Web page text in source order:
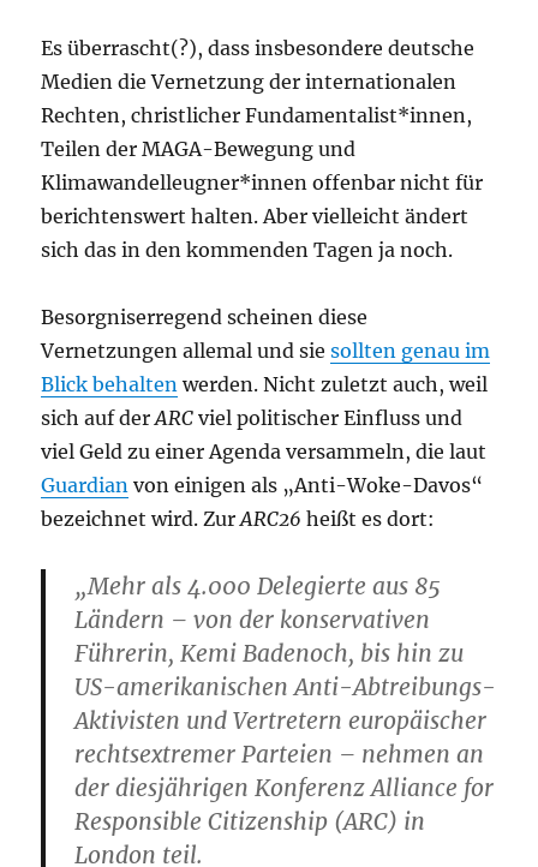
Es überrascht(?), dass insbesondere deutsche
Medien die Vernetzung der internationalen
Rechten, christlicher Fundamentalist*innen,
Teilen der MAGA-Bewegung und
Klimawandelleugner*innen offenbar nicht für
berichtenswert halten. Aber vielleicht ändert
sich das in den kommenden Tagen ja noch.
Besorgniserregend scheinen diese
Vernetzungen allemal und siesollten genau im
Blick behalten werden. Nicht zuletzt auch, weil
sich auf derARC viel politischer Einfluss und
viel Geld zu einer Agenda versammeln, die laut
Guardian von einigen als „Anti-Woke-Davos“
bezeichnet wird. ZurARC26heißt es dort:
„Mehr als 4.000 Delegierte aus 85
Ländern – von der konservativen
Führerin, Kemi Badenoch, bis hin zu
US-amerikanischen Anti-Abtreibungs-
Aktivisten und Vertretern europäischer
rechtsextremer Parteien – nehmen an
der diesjährigen Konferenz Alliance for
Responsible Citizenship (ARC) in
London teil.